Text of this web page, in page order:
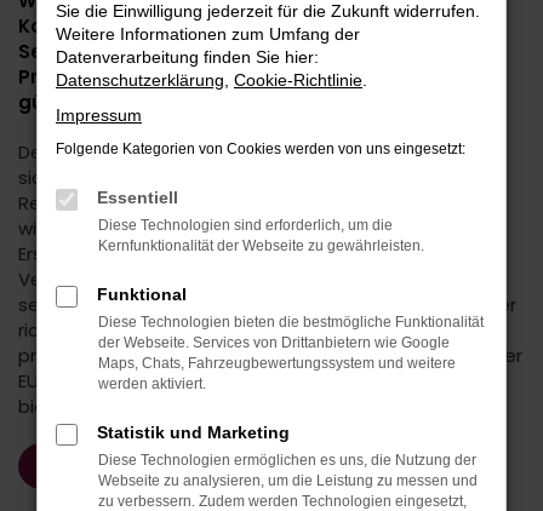
Komplettpreis-Offensive ist jetzt der Opel 5plus
Service. Und damit wird unser Full-Service-
Programm für ältere Opel Fahrzeuge noch besser,
günstiger und komfortabler für dich!
Denn wenn dein Auto schon ein paar Kilometer hinter
sich hat, achtest du natürlich ganz genau auf die
Reparaturkosten. Mit dem Opel 5plus Service machen
wir es dir leichter. Für viele Opel Pkw ab 5 Jahren nach
Erstzulassung erhältst du bei uns Top-
Verschleißreparaturen inklusive Montage zu
sensationellen Komplettpreisen. Damit liegst du immer
richtig. Denn egal, ob du dich für eine Reparatur mit
preislich reduzierten Opel Original Teilen by Mopar® oder
EUROREPAR-Teilen entscheidest, in puncto Sicherheit
bieten dir beide kompromisslose Qualität.
Service anfragen
Sie die Einwilligung jederzeit für die Zukunft widerrufen.
Weitere Informationen zum Umfang der
Datenverarbeitung finden Sie hier:
Datenschutzerklärung Cookie-Richtlinie
Impressum
Folgende Kategorien von Cookies werden von uns eingesetzt:
Essentiell
Diese Technologien sind erforderlich, um die
Kernfunktionalität der Webseite zu gewährleisten.
Funktional
Diese Technologien bieten die bestmögliche Funktionalität
der Webseite. Services von Drittanbietern wie Google
Maps, Chats, Fahrzeugbewertungssystem und weitere
werden aktiviert.
Statistik und Marketing
Diese Technologien ermöglichen es uns, die Nutzung der
Webseite zu analysieren, um die Leistung zu messen und
zu verbessern. Zudem werden Technologien eingesetzt,